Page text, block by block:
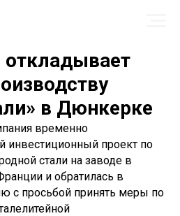
в Дюнкерке
временно
инвестиционный проект по
стали на заводе в
и обратилась в
с просьбой принять меры по